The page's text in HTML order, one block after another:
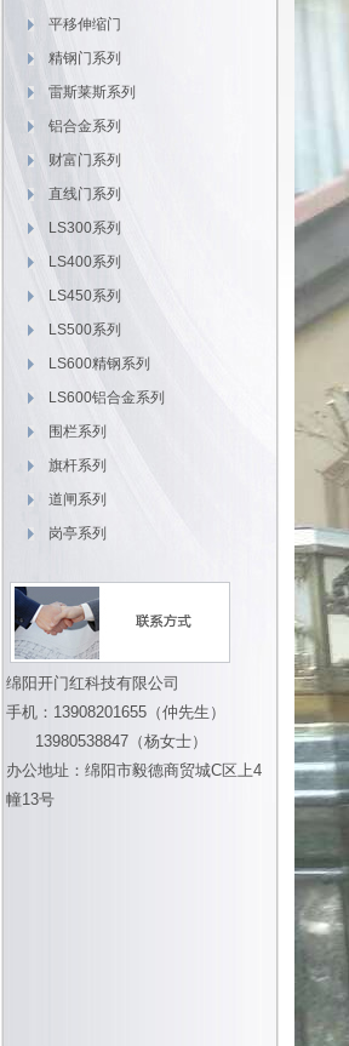
平移伸缩门
精钢门系列
雷斯莱斯系列
铝合金系列
财富门系列
直线门系列
LS300系列
LS400系列
LS450系列
LS500系列
LS600精钢系列
LS600铝合金系列
围栏系列
旗杆系列
道闸系列
岗亭系列
绵阳开门红科技有限公司
手机：13908201655（仲先生）
13980538847（杨女士）
办公地址：绵阳市毅德商贸城C区上4
幢13号